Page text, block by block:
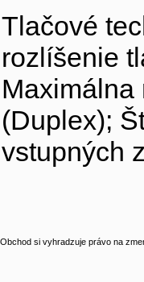
Tlačové
rozlíšenie
Maximálna
(Duplex);
vstupných
Obchod si vyhradzuje právo na